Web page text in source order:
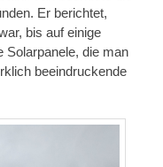
Er berichtet,
bis auf einige
Solarpanele, die man
beeindruckende